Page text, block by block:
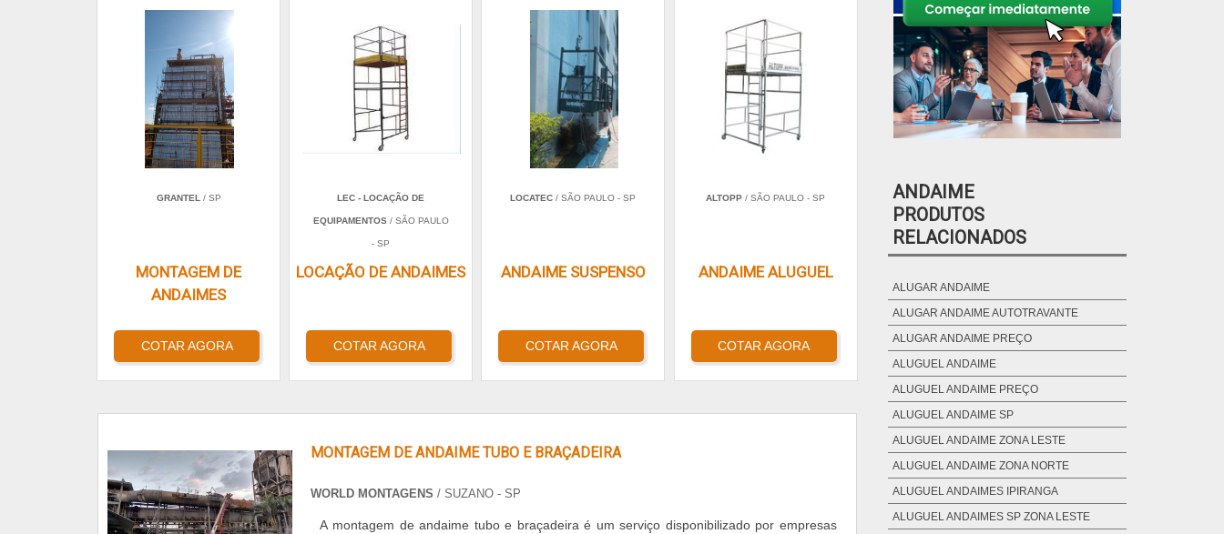
GRANTEL / SP
MONTAGEM DE
ANDAIMES
COTAR AGORA
LEC - LOCAÇÃO DE
EQUIPAMENTOS/ SÃO PAULO
- SP
LOCAÇÃO DE ANDAIMES
COTAR AGORA
LOCATEC / SÃO PAULO - SP
ANDAIME SUSPENSO
COTAR AGORA
ALTOPP / SÃO PAULO - SP
ANDAIME ALUGUEL
COTAR AGORA
MONTAGEM DE ANDAIME TUBO E BRAÇADEIRA
WORLD MONTAGENS / SUZANO - SP
A montagem de andaime tubo e braçadeira é um serviço disponibilizado por empresas
ANDAIME
PRODUTOS
RELACIONADOS
ALUGAR ANDAIME
ALUGAR ANDAIME AUTOTRAVANTE
ALUGAR ANDAIME PREÇO
ALUGUEL ANDAIME
ALUGUEL ANDAIME PREÇO
ALUGUEL ANDAIME SP
ALUGUEL ANDAIME ZONA LESTE
ALUGUEL ANDAIME ZONA NORTE
ALUGUEL ANDAIMES IPIRANGA
ALUGUEL ANDAIMES SP ZONA LESTE